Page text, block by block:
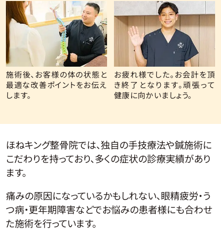
施術後、お客様の体の状態と
最適な改善ポイントをお伝え
します。
お疲れ様でした。お会計を頂
き終了となります。頑張って
健康に向かいましょう。
ほねキング整骨院では、独自の手技療法や鍼施術に
こだわりを持っており、多くの症状の診療実績があり
ます。
痛みの原因になっているかもしれない、眼精疲労・う
つ病・更年期障害などでお悩みの患者様にも合わせ
た施術を行っています。